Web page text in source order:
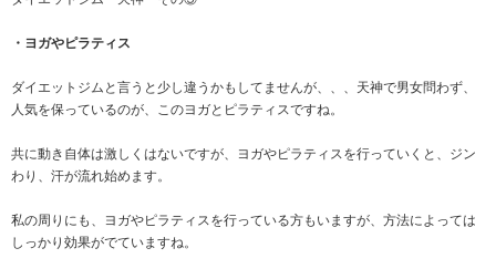
・ヨガやピラティス
ダイエットジムと言うと少し違うかもしてませんが、、、天神で男女問わず、
人気を保っているのが、このヨガとピラティスですね。
共に動き自体は激しくはないですが、ヨガやピラティスを行っていくと、ジン
わり、汗が流れ始めます。
私の周りにも、ヨガやピラティスを行っている方もいますが、方法によっては
しっかり効果がでていますね。